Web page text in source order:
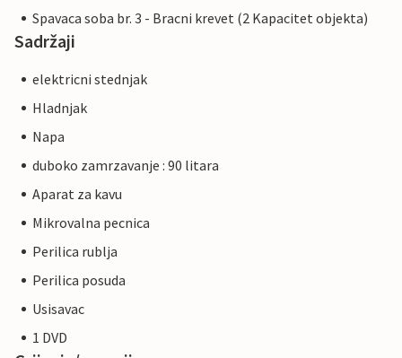
Spavaca soba br. 3 - Bracni krevet (2 Kapacitet objekta)
Sadržaji
elektricni stednjak
Hladnjak
Napa
duboko zamrzavanje : 90 litara
Aparat za kavu
Mikrovalna pecnica
Perilica rublja
Perilica posuda
Usisavac
1 DVD